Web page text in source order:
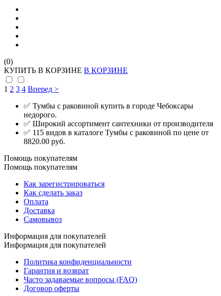
(0)
КУПИТЬ В КОРЗИНЕ В КОРЗИНЕ
1 2 3 4 Вперед >
✅ Тумбы с раковиной купить в городе Чебоксары
недорого.
✅ Широкий ассортимент сантехники от производителя
✅ 115 видов в каталоге Тумбы с раковиной по цене от
8820.00 руб.
Помощь покупателям
Помощь покупателям
Как зарегистрироваться
Как сделать заказ
Оплата
Доставка
Самовывоз
Информация для покупателей
Информация для покупателей
Политика конфиденциальности
Гарантия и возврат
Часто задаваемые вопросы (FAQ)
Договор оферты